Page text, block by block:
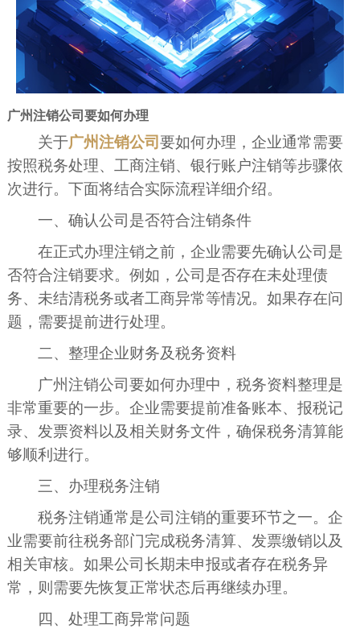
广州注销公司要如何办理
关于广州注销公司要如何办理，企业通常需要
按照税务处理、工商注销、银行账户注销等步骤依
次进行。下面将结合实际流程详细介绍。
一、确认公司是否符合注销条件
在正式办理注销之前，企业需要先确认公司是
否符合注销要求。例如，公司是否存在未处理债
务、未结清税务或者工商异常等情况。如果存在问
题，需要提前进行处理。
二、整理企业财务及税务资料
广州注销公司要如何办理中，税务资料整理是
非常重要的一步。企业需要提前准备账本、报税记
录、发票资料以及相关财务文件，确保税务清算能
够顺利进行。
三、办理税务注销
税务注销通常是公司注销的重要环节之一。企
业需要前往税务部门完成税务清算、发票缴销以及
相关审核。如果公司长期未申报或者存在税务异
常，则需要先恢复正常状态后再继续办理。
四、处理工商异常问题